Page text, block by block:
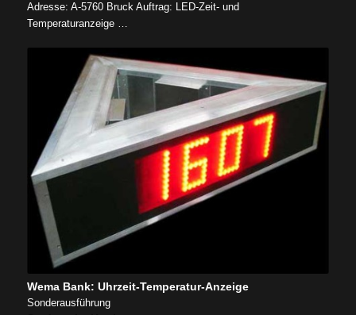
Adresse: A-5760 Bruck Auftrag: LED-Zeit- und
Temperaturanzeige …
Wema Bank: Uhrzeit-Temperatur-Anzeige
Sonderausführung